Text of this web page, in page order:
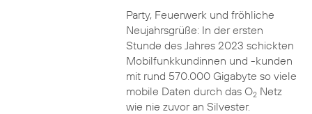
Party, Feuerwerk und fröhliche
Neujahrsgrüße: In der ersten
Stunde des Jahres 2023 schickten
Mobilfunkkundinnen und -kunden
mit rund 570.000 Gigabyte so viele
mobile Daten durch das O2Netz
wie nie zuvor an Silvester.